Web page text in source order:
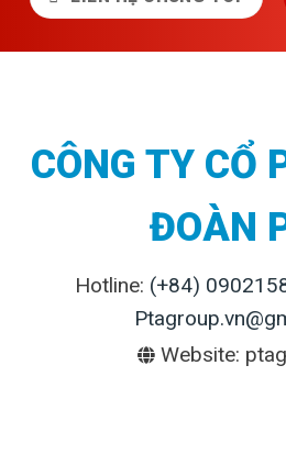
CÔNG TY CỔ
ĐOÀN
Hotline: (+84)
Website: